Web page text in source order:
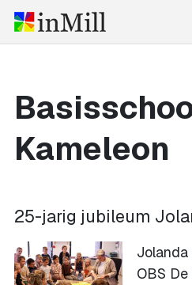
Kameleon
25-jarig jubileum
OBS